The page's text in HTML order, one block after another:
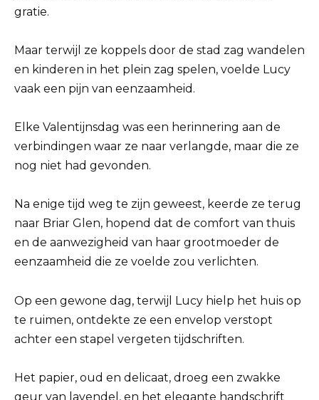
gratie.
Maar terwijl ze koppels door de stad zag wandelen
en kinderen in het plein zag spelen, voelde Lucy
vaak een pijn van eenzaamheid.
Elke Valentijnsdag was een herinnering aan de
verbindingen waar ze naar verlangde, maar die ze
nog niet had gevonden.
Na enige tijd weg te zijn geweest, keerde ze terug
naar Briar Glen, hopend dat de comfort van thuis
en de aanwezigheid van haar grootmoeder de
eenzaamheid die ze voelde zou verlichten.
Op een gewone dag, terwijl Lucy hielp het huis op
te ruimen, ontdekte ze een envelop verstopt
achter een stapel vergeten tijdschriften.
Het papier, oud en delicaat, droeg een zwakke
geur van lavendel, en het elegante handschrift